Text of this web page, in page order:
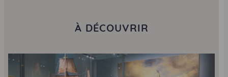
À DÉCOUVRIR